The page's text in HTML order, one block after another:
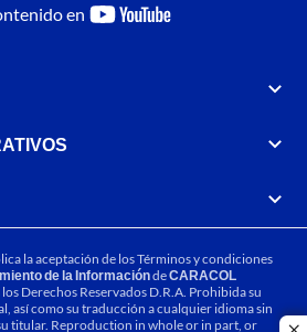
en
youtube-
la aceptación de losTérminos y condiciones
de la InformacióndeCARACOL
Derechos Reservados D.R.A. Prohibida su
así como su traducción a cualquier idioma sin
titular. Reproduction in whole or in part, or